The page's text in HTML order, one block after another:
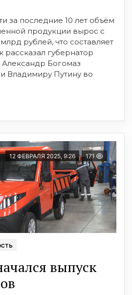
за последние 10 лет объём
продукции вырос с
рублей, что составляет
рассказал губернатор
Александр Богомаз
Владимиру Путину во
12 ФЕВРАЛЯ 2025, 9:26 171
выпуск